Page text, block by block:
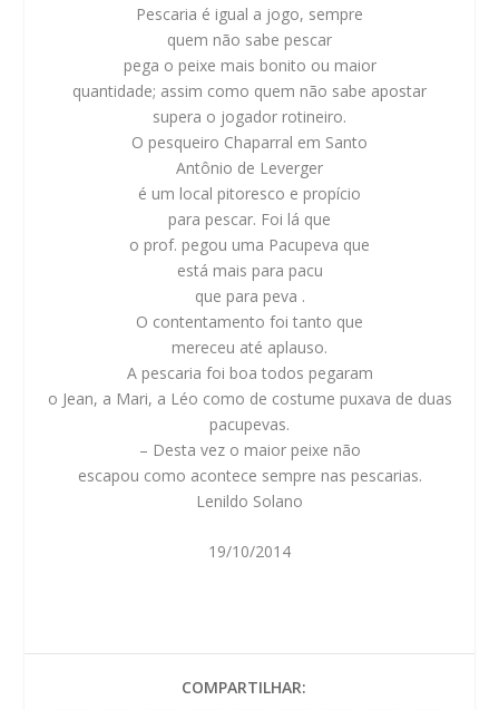
Pescaria é igual a jogo, sempre
quem não sabe pescar
pega o peixe mais bonito ou maior
quantidade; assim como quem não sabe apostar
supera o jogador rotineiro.
O pesqueiro Chaparral em Santo
Antônio de Leverger
é um local pitoresco e propício
para pescar. Foi lá que
o prof. pegou uma Pacupeva que
está mais para pacu
que para peva .
O contentamento foi tanto que
mereceu até aplauso.
A pescaria foi boa todos pegaram
o Jean, a Mari, a Léo como de costume puxava de duas
pacupevas.
– Desta vez o maior peixe não
escapou como acontece sempre nas pescarias.
Lenildo Solano
19/10/2014
COMPARTILHAR: